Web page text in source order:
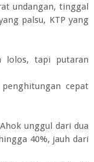
undangan, tinggal
palsu, KTP yang
lolos, tapi putaran
cepat
unggul dari dua
40%, jauh dari